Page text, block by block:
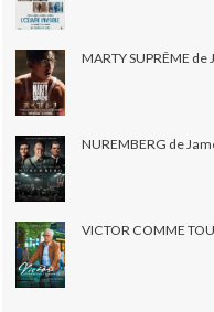
MARTY SUPRÊME de
NUREMBERG de
VICTOR COMME